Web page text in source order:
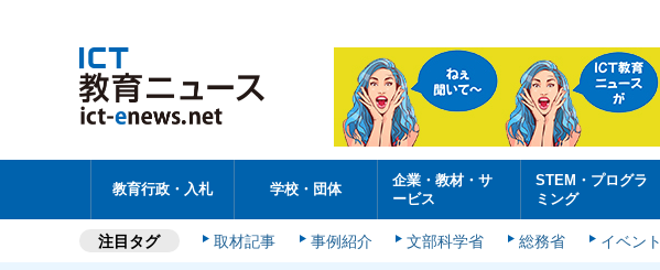
教育行政・入札 学校・団体
企業・教材・サ
ービス
STEM・プログラ
ミング
注目タグ 取材記事 事例紹介 文部科学省 総務省 イベント